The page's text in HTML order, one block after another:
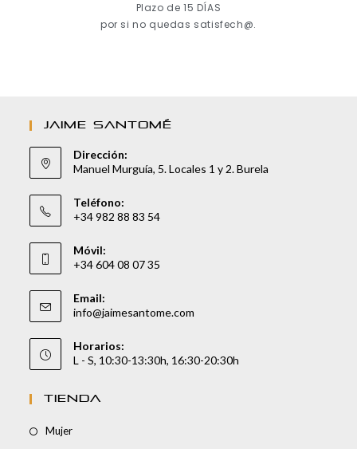
Plazo de 15 DÍAS
por si no quedas satisfech@.
JAIME SANTOMÉ
Dirección:
Manuel Murguía, 5. Locales 1 y 2. Burela
Teléfono:
+34 982 88 83 54
Móvil:
+34 604 08 07 35
Email:
info@jaimesantome.com
Horarios:
L - S, 10:30-13:30h, 16:30-20:30h
TIENDA
Mujer